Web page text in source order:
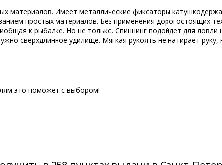
материалов. Имеет металлические фиксаторы
простых материалов. Без применения дорогостоящих
к рыбалке. Но не только. Спиннинг подойдет для ловли
сверхдлинное удилище. Мягкая рукоять не натирает руку,
это поможет с выбором!